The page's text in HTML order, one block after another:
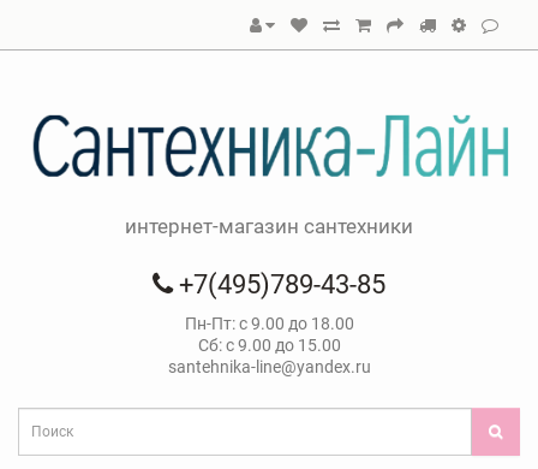
интернет-магазин сантехники
+7(495)789-43-85
Пн-Пт: с 9.00 до 18.00
Сб: с 9.00 до 15.00
santehnika-line@yandex.ru